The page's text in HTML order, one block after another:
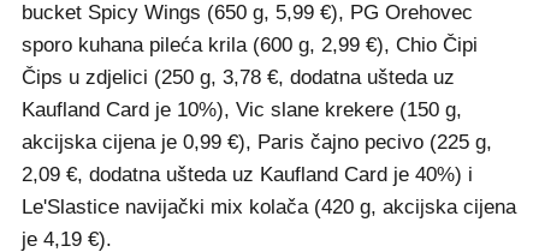
bucket Spicy Wings (650 g, 5,99 €), PG Orehovec
sporo kuhana pileća krila (600 g, 2,99 €), Chio Čipi
Čips u zdjelici (250 g, 3,78 €, dodatna ušteda uz
Kaufland Card je 10%), Vic slane krekere (150 g,
akcijska cijena je 0,99 €), Paris čajno pecivo (225 g,
2,09 €, dodatna ušteda uz Kaufland Card je 40%) i
Le'Slastice navijački mix kolača (420 g, akcijska cijena
je 4,19 €).